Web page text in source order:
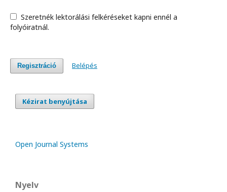
folyóiratnál.
Regisztráció Belépés
Kézirat benyújtása
Open Journal Systems
Nyelv